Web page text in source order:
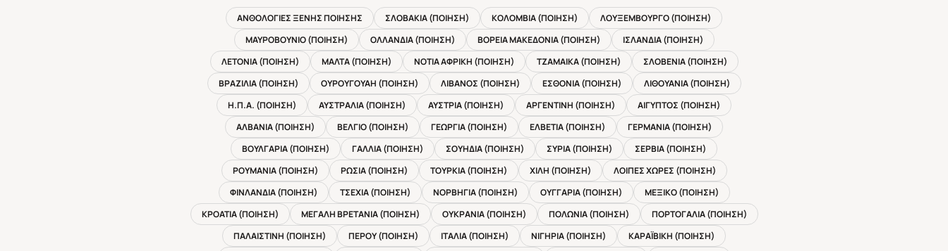
ΑΝΘΟΛΟΓΙΕΣ ΞΕΝΗΣ ΠΟΙΗΣΗΣ ΣΛΟΒΑΚΙΑ (ΠΟΙΗΣΗ) ΚΟΛΟΜΒΙΑ (ΠΟΙΗΣΗ)
ΛΟΥΞΕΜΒΟΥΡΓΟ (ΠΟΙΗΣΗ)
ΜΑΥΡΟΒΟΥΝΙΟ (ΠΟΙΗΣΗ)
ΟΛΛΑΝΔΙΑ (ΠΟΙΗΣΗ) ΒΟΡΕΙΑ ΜΑΚΕΔΟΝΙΑ (ΠΟΙΗΣΗ)
ΙΣΛΑΝΔΙΑ (ΠΟΙΗΣΗ)
ΛΕΤΟΝΙΑ (ΠΟΙΗΣΗ)
ΜΑΛΤΑ (ΠΟΙΗΣΗ) ΝΟΤΙΑ ΑΦΡΙΚΗ (ΠΟΙΗΣΗ) ΤΖΑΜΑΙΚΑ (ΠΟΙΗΣΗ)
ΣΛΟΒΕΝΙΑ (ΠΟΙΗΣΗ)
ΒΡΑΖΙΛΙΑ (ΠΟΙΗΣΗ)
ΟΥΡΟΥΓΟΥΑΗ (ΠΟΙΗΣΗ) ΛΙΒΑΝΟΣ (ΠΟΙΗΣΗ) ΕΣΘΟΝΙΑ (ΠΟΙΗΣΗ)
ΛΙΘΟΥΑΝΙΑ (ΠΟΙΗΣΗ)
Η.Π.Α. (ΠΟΙΗΣΗ)
ΑΥΣΤΡΑΛΙΑ (ΠΟΙΗΣΗ) ΑΥΣΤΡΙΑ (ΠΟΙΗΣΗ) ΑΡΓΕΝΤΙΝΗ (ΠΟΙΗΣΗ)
ΑΙΓΥΠΤΟΣ (ΠΟΙΗΣΗ)
ΑΛΒΑΝΙΑ (ΠΟΙΗΣΗ)
ΒΕΛΓΙΟ (ΠΟΙΗΣΗ) ΓΕΩΡΓΙΑ (ΠΟΙΗΣΗ) ΕΛΒΕΤΙΑ (ΠΟΙΗΣΗ)
ΓΕΡΜΑΝΙΑ (ΠΟΙΗΣΗ)
ΒΟΥΛΓΑΡΙΑ (ΠΟΙΗΣΗ)
ΓΑΛΛΙΑ (ΠΟΙΗΣΗ) ΣΟΥΗΔΙΑ (ΠΟΙΗΣΗ) ΣΥΡΙΑ (ΠΟΙΗΣΗ)
ΣΕΡΒΙΑ (ΠΟΙΗΣΗ)
ΡΟΥΜΑΝΙΑ (ΠΟΙΗΣΗ)
ΡΩΣΙΑ (ΠΟΙΗΣΗ) ΤΟΥΡΚΙΑ (ΠΟΙΗΣΗ) ΧΙΛΗ (ΠΟΙΗΣΗ)
ΛΟΙΠΕΣ ΧΩΡΕΣ (ΠΟΙΗΣΗ)
ΦΙΝΛΑΝΔΙΑ (ΠΟΙΗΣΗ)
ΤΣΕΧΙΑ (ΠΟΙΗΣΗ) ΝΟΡΒΗΓΙΑ (ΠΟΙΗΣΗ) ΟΥΓΓΑΡΙΑ (ΠΟΙΗΣΗ)
ΜΕΞΙΚΟ (ΠΟΙΗΣΗ)
ΚΡΟΑΤΙΑ (ΠΟΙΗΣΗ)
ΜΕΓΑΛΗ ΒΡΕΤΑΝΙΑ (ΠΟΙΗΣΗ) ΟΥΚΡΑΝΙΑ (ΠΟΙΗΣΗ) ΠΟΛΩΝΙΑ (ΠΟΙΗΣΗ)
ΠΟΡΤΟΓΑΛΙΑ (ΠΟΙΗΣΗ)
ΠΑΛΑΙΣΤΙΝΗ (ΠΟΙΗΣΗ)
ΠΕΡΟΥ (ΠΟΙΗΣΗ) ΙΤΑΛΙΑ (ΠΟΙΗΣΗ) ΝΙΓΗΡΙΑ (ΠΟΙΗΣΗ)
ΚΑΡΑΪΒΙΚΗ (ΠΟΙΗΣΗ)